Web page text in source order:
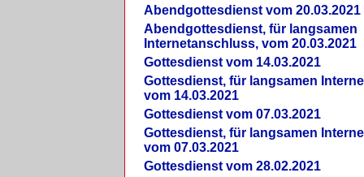
Abendgottesdienst vom 20.03.2021
Abendgottesdienst, für langsamen
Internetanschluss, vom 20.03.2021
Gottesdienst vom 14.03.2021
Gottesdienst, für langsamen
vom 14.03.2021
Gottesdienst vom 07.03.2021
Gottesdienst, für langsamen
vom 07.03.2021
Gottesdienst vom 28.02.2021